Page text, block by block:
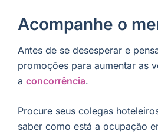
Acompanhe o
Antes de se desesperar e
promoções para aumentar as
a concorrência.
Procure seus colegas
saber como está a ocupação